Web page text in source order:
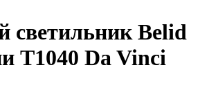
светильник Belid
T1040 Da Vinci